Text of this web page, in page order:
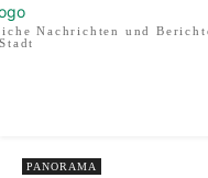
Nachrichten und
PANORAMA